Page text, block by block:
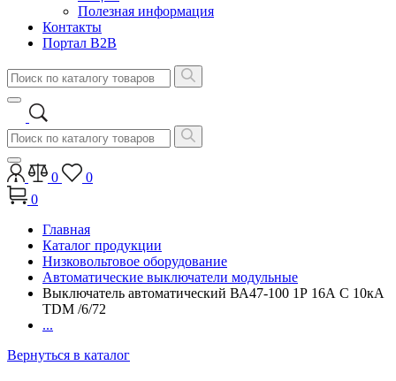
Полезная информация
Контакты
Портал B2B
0
0
0
Главная
Каталог продукции
Низковольтовое оборудование
Автоматические выключатели модульные
Выключатель автоматический ВА47-100 1Р 16А C 10кА
TDM /6/72
...
Вернуться в каталог